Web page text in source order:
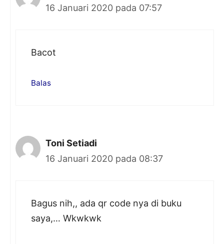
16 Januari 2020 pada 07:57
Bacot
Balas
Toni Setiadi
16 Januari 2020 pada 08:37
Bagus nih,, ada qr code nya di buku
saya,… Wkwkwk